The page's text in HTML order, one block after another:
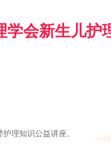
学会新生儿护
理知识公益讲座。